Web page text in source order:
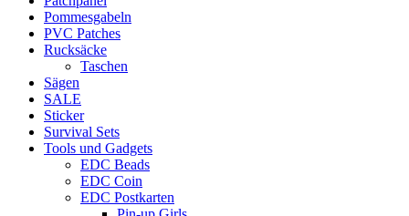
Pommesgabeln
PVC Patches
Rucksäcke
Taschen
Sägen
SALE
Sticker
Survival Sets
Tools und Gadgets
EDC Beads
EDC Coin
EDC Postkarten